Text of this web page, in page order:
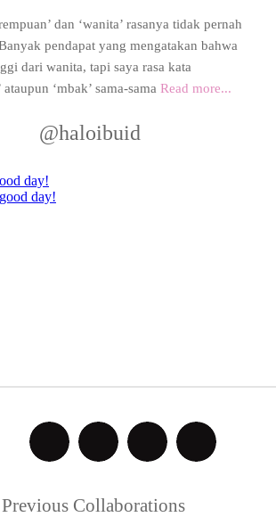
dan ‘wanita’ rasanya tidak pernah
pendapat yang mengatakan bahwa
dari wanita, tapi saya rasa kata
ataupun ‘mbak’ sama-samaRead more...
@haloibuid
day!
Collaborations